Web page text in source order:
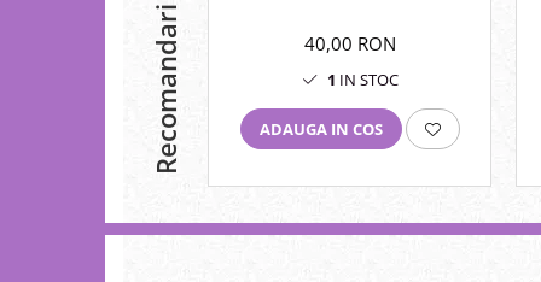
Recomandari 40,00 RON
1 IN STOC
ADAUGA IN COS